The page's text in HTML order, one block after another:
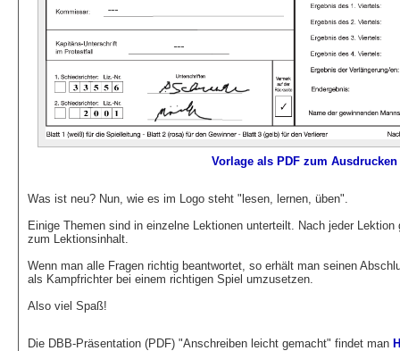
Vorlage als PDF zum Ausdrucken
Was ist neu? Nun, wie es im Logo steht "lesen, lernen, üben".
Einige Themen sind in einzelne Lektionen unterteilt. Nach jeder
zum Lektionsinhalt.
Wenn man alle Fragen richtig beantwortet, so erhält man seinen
als Kampfrichter bei einem richtigen Spiel umzusetzen.
Also viel Spaß!
Die DBB-Präsentation (PDF) "Anschreiben leicht gemacht" findet man